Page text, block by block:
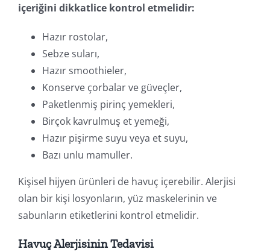
içeriğini dikkatlice kontrol etmelidir:
Hazır rostolar,
Sebze suları,
Hazır smoothieler,
Konserve çorbalar ve güveçler,
Paketlenmiş pirinç yemekleri,
Birçok kavrulmuş et yemeği,
Hazır pişirme suyu veya et suyu,
Bazı unlu mamuller.
Kişisel hijyen ürünleri de havuç içerebilir. Alerjisi
olan bir kişi losyonların, yüz maskelerinin ve
sabunların etiketlerini kontrol etmelidir.
Havuç Alerjisinin Tedavisi